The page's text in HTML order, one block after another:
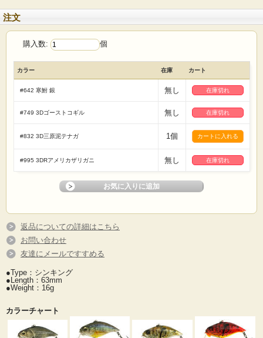
注文
購入数: 個
カラー 在庫 カート
#642 寒鮒 銀 無し 在庫切れ
#749 3Dゴーストコギル 無し 在庫切れ
#832 3D三原泥テナガ 1個
#995 3DRアメリカザリガニ 無し 在庫切れ
返品についての詳細はこちら
お問い合わせ
友達にメールですすめる
●Type：シンキング
●Length：63mm
●Weight：16g
カラーチャート